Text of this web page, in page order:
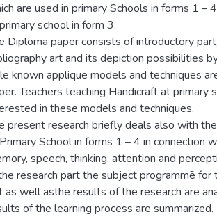
are used in primary Schools in forms 1 –
school in form 3.
Diploma paper consists of introductory
art and its depiction possibilities
known applique models and techniques
Teachers teaching Handicraft at primary
in these models and techniques.
present research briefly deals also with
School in forms 1 – 4 in connection
speech, thinking, attention and
research part the subject programmē
as well asthe results of the research are
of the learning process are summarized.